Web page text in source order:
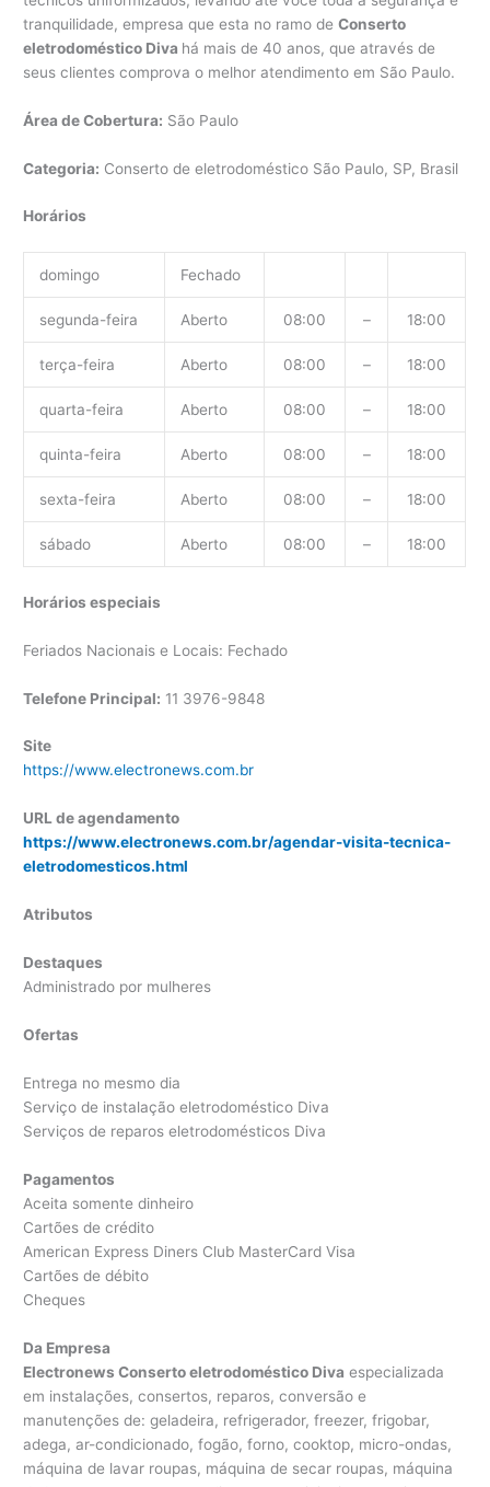
tranquilidade, empresa que esta no ramo deConserto
eletrodoméstico Diva há mais de 40 anos, que através de
seus clientes comprova o melhor atendimento em São Paulo.
Área de Cobertura: São Paulo
Categoria: Conserto de eletrodoméstico São Paulo, SP, Brasil
Horários
domingo Fechado
segunda-feira Aberto 08:00 – 18:00
terça-feira Aberto 08:00 – 18:00
quarta-feira Aberto 08:00 – 18:00
quinta-feira Aberto 08:00 – 18:00
sexta-feira Aberto 08:00 – 18:00
sábado Aberto 08:00 – 18:00
Horários especiais
Feriados Nacionais e Locais: Fechado
Telefone Principal: 11 3976-9848
Site
https://www.electronews.com.br
URL de agendamento
https://www.electronews.com.br/agendar-visita-tecnica-
eletrodomesticos.html
Atributos
Destaques
Administrado por mulheres
Ofertas
Entrega no mesmo dia
Serviço de instalação eletrodoméstico Diva
Serviços de reparos eletrodomésticos Diva
Pagamentos
Aceita somente dinheiro
Cartões de crédito
American Express Diners Club MasterCard Visa
Cartões de débito
Cheques
Da Empresa
Electronews Conserto eletrodoméstico Diva especializada
em instalações, consertos, reparos, conversão e
manutenções de: geladeira, refrigerador, freezer, frigobar,
adega, ar-condicionado, fogão, forno, cooktop, micro-ondas,
máquina de lavar roupas, máquina de secar roupas, máquina